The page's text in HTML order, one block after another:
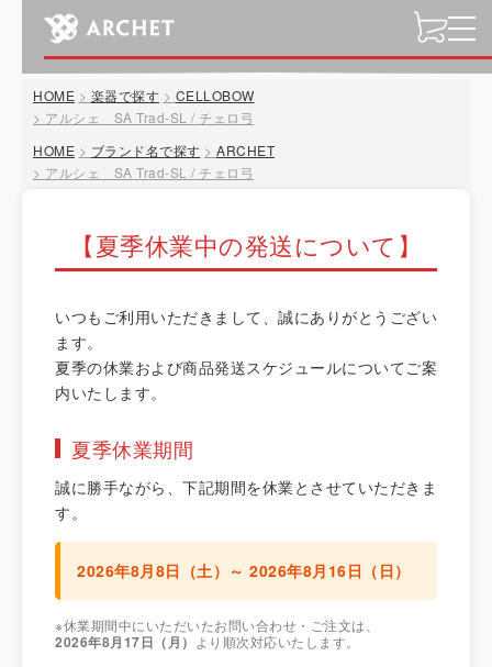
t
o
g
HOME 楽器で探す
CELLOBOW
アルシェ SA Trad-SL / チェロ弓
HOME
ブランド名で探す
ARCHET
アルシェ SA Trad-SL / チェロ弓
【夏季休業中の発送について】
いつもご利用いただきまして、誠にありがとうござい
ます。
夏季の休業および商品発送スケジュールについてご案
内いたします。
夏季休業期間
誠に勝手ながら、下記期間を休業とさせていただきま
す。
2026年8月8日（土）～ 2026年8月16日（日）
※休業期間中にいただいたお問い合わせ・ご注文は、
2026年8月17日（月） より順次対応いたします。